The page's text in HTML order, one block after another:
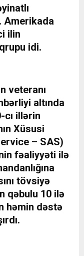
Amerikada
ilin
idi.
veteranı
altında
cı illərin
Xüsusi
– SAS)
fəaliyyəti ilə
tövsiyə
qəbulu 10 ilə
həmin dəstə